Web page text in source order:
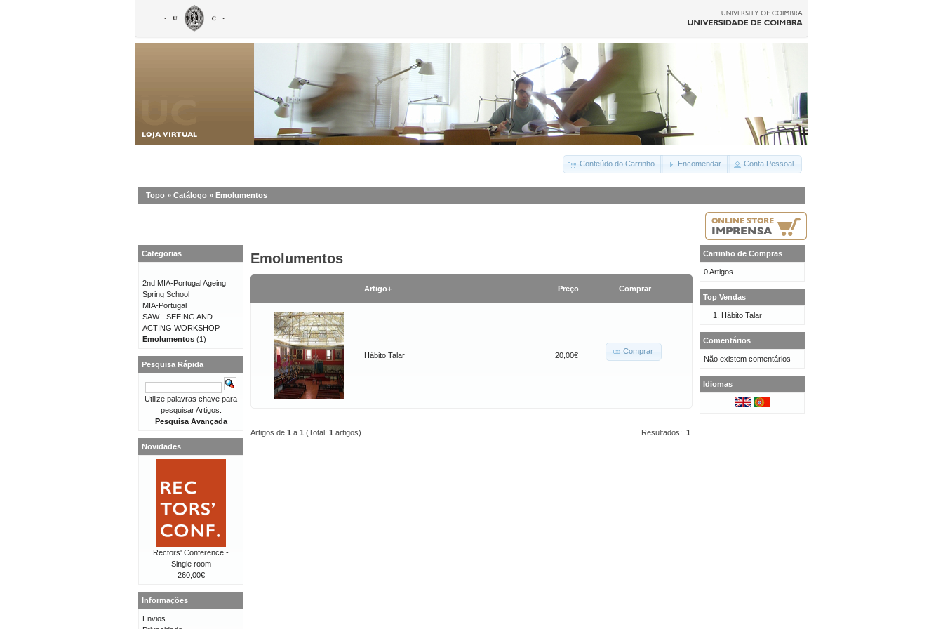
Conteúdo do Carrinho Encomendar Conta Pessoal
Topo » Catálogo » Emolumentos
Emolumentos
Artigo+ Preço Comprar
Hábito Talar 20,00€ Comprar
Resultados: 1
Artigos de 1 a 1 (Total: 1 artigos)
Categorias
2nd MIA-Portugal Ageing
Spring School
MIA-Portugal
SAW - SEEING AND
ACTING WORKSHOP
Emolumentos (1)
Pesquisa Rápida
Utilize palavras chave para
pesquisar Artigos.
Pesquisa Avançada
Novidades
Rectors' Conference -
Single room
260,00€
Informações
Envios
Carrinho de Compras
0 Artigos
Top Vendas
Hábito Talar
Comentários
Não existem comentários
Idiomas